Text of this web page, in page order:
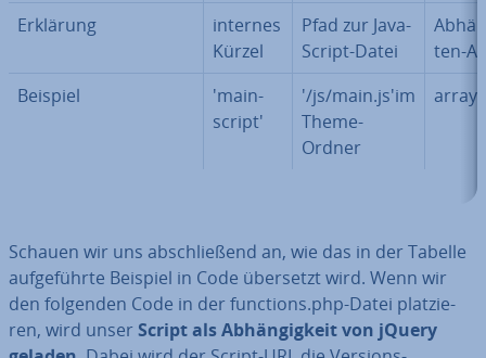
Erklärung
internes
Kürzel
Pfad zur Ja­va­
Script-Datei
ten-
Beispiel
'main-
script'
'/js/main.js'im
Theme-
Ordner
Schauen wir uns ab­schlie­ßend an, wie das in der Tabelle
auf­ge­führ­te Beispiel in Code übersetzt wird. Wenn wir
den folgenden Code in der functions.php-Datei plat­zie­
ren, wird unser Script als Ab­hän­gig­keit von jQuery